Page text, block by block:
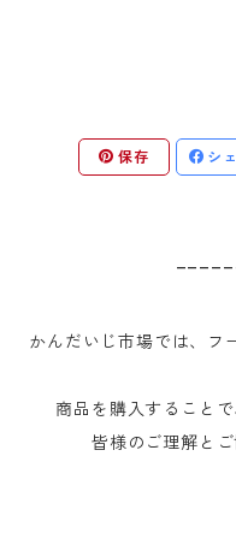
保存 シ
かんだいじ市場では、フ
商品を購入すること
皆様のご理解と